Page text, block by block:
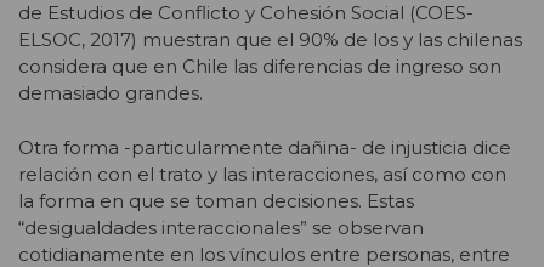
de Estudios de Conflicto y Cohesión Social (COES-
ELSOC, 2017) muestran que el 90% de los y las chilenas
considera que en Chile las diferencias de ingreso son
demasiado grandes.
Otra forma -particularmente dañina- de injusticia dice
relación con el trato y las interacciones, así como con
la forma en que se toman decisiones. Estas
“desigualdades interaccionales” se observan
cotidianamente en los vínculos entre personas, entre